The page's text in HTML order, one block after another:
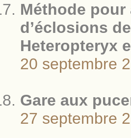
Méthode
d’éclosions
Heteropteryx
20 septembre
Gare aux
27 septembre